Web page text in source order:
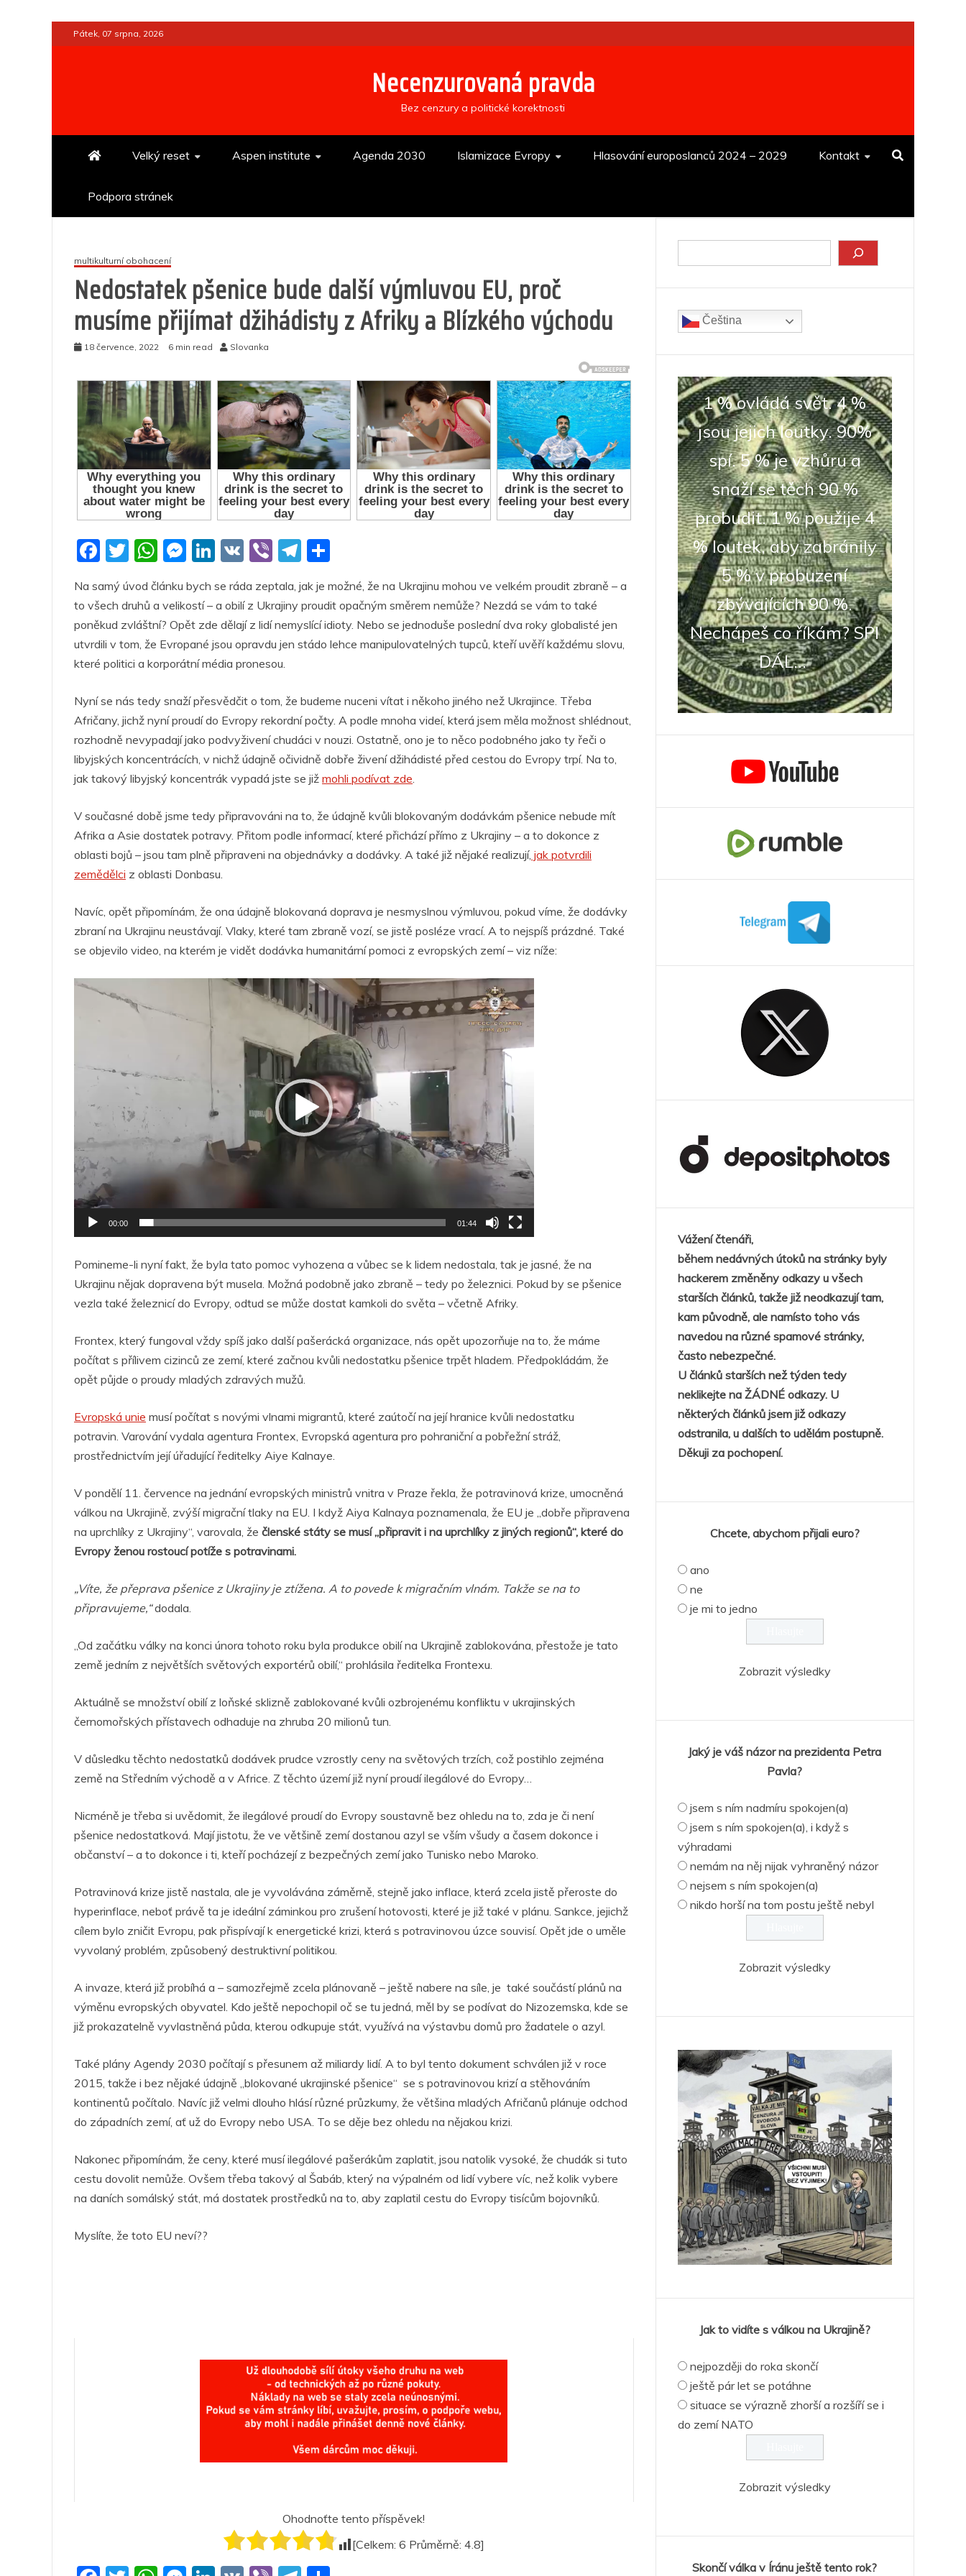
to
Pátek, 07 srpna, 2026
Necenzurovaná pravda
Bez cenzury a politické korektnosti
Velký reset Aspen institute Agenda 2030 Islamizace Evropy Hlasování europoslanců 2024 – 2029 Kontakt
Podpora stránek
multikulturní obohacení
Nedostatek pšenice bude další výmluvou EU, proč
musíme přijímat džihádisty z Afriky a Blízkého východu
18 července, 2022 6 min read Slovanka
F
c
e
b
o
k
T
itt
er
W
h
at
s
A
p
M
ss
e
n
g
er
Li
k
e
dI
n
V
Vi
er
T
e
gr
a
ar
e
Na samý úvod článku bych se ráda zeptala, jak je možné, že na Ukrajinu mohou ve velkém proudit zbraně – a
to všech druhů a velikostí – a obilí z Ukrajiny proudit opačným směrem nemůže? Nezdá se vám to také
poněkud zvláštní? Opět zde dělají z lidí nemyslící idioty. Nebo se jednoduše poslední dva roky globalisté jen
utvrdili v tom, že Evropané jsou opravdu jen stádo lehce manipulovatelných tupců, kteří uvěří každému slovu,
které politici a korporátní média pronesou.
Nyní se nás tedy snaží přesvědčit o tom, že budeme nuceni vítat i někoho jiného než Ukrajince. Třeba
Afričany, jichž nyní proudí do Evropy rekordní počty. A podle mnoha videí, která jsem měla možnost shlédnout,
rozhodně nevypadají jako podvyživení chudáci v nouzi. Ostatně, ono je to něco podobného jako ty řeči o
libyjských koncentrácích, v nichž údajně očividně dobře živení džihádisté před cestou do Evropy trpí. Na to,
jak takový libyjský koncentrák vypadá jste se již mohli podívat zde.
V současné době jsme tedy připravováni na to, že údajně kvůli blokovaným dodávkám pšenice nebude mít
Afrika a Asie dostatek potravy. Přitom podle informací, které přichází přímo z Ukrajiny – a to dokonce z
oblasti bojů – jsou tam plně připraveni na objednávky a dodávky. A také již nějaké realizují, jak potvrdili
zemědělci z oblasti Donbasu.
Navíc, opět připomínám, že ona údajně blokovaná doprava je nesmyslnou výmluvou, pokud víme, že dodávky
zbraní na Ukrajinu neustávají. Vlaky, které tam zbraně vozí, se jistě posléze vrací. A to nejspíš prázdné. Také
se objevilo video, na kterém je vidět dodávka humanitární pomoci z evropských zemí – viz níže:
Video
přehrávač
00:00 01:44
Pomineme-li nyní fakt, že byla tato pomoc vyhozena a vůbec se k lidem nedostala, tak je jasné, že na
Ukrajinu nějak dopravena být musela. Možná podobně jako zbraně – tedy po železnici. Pokud by se pšenice
vezla také železnicí do Evropy, odtud se může dostat kamkoli do světa – včetně Afriky.
Frontex, který fungoval vždy spíš jako další pašerácká organizace, nás opět upozorňuje na to, že máme
počítat s přílivem cizinců ze zemí, které začnou kvůli nedostatku pšenice trpět hladem. Předpokládám, že
opět půjde o proudy mladých zdravých mužů.
Evropská unie musí počítat s novými vlnami migrantů, které zaútočí na její hranice kvůli nedostatku
potravin. Varování vydala agentura Frontex, Evropská agentura pro pohraniční a pobřežní stráž,
prostřednictvím její úřadující ředitelky Aiye Kalnaye.
V pondělí 11. července na jednání evropských ministrů vnitra v Praze řekla, že potravinová krize, umocněná
válkou na Ukrajině, zvýší migrační tlaky na EU. I když Aiya Kalnaya poznamenala, že EU je „dobře připravena
na uprchlíky z Ukrajiny“, varovala, že členské státy se musí „připravit i na uprchlíky z jiných regionů“, které do
Evropy ženou rostoucí potíže s potravinami.
„Víte, že přeprava pšenice z Ukrajiny je ztížena. A to povede k migračním vlnám. Takže se na to
připravujeme,“dodala.
„Od začátku války na konci února tohoto roku byla produkce obilí na Ukrajině zablokována, přestože je tato
země jedním z největších světových exportérů obilí,“ prohlásila ředitelka Frontexu.
Aktuálně se množství obilí z loňské sklizně zablokované kvůli ozbrojenému konfliktu v ukrajinských
černomořských přístavech odhaduje na zhruba 20 milionů tun.
V důsledku těchto nedostatků dodávek prudce vzrostly ceny na světových trzích, což postihlo zejména
země na Středním východě a v Africe. Z těchto území již nyní proudí ilegálové do Evropy…
Nicméně je třeba si uvědomit, že ilegálové proudí do Evropy soustavně bez ohledu na to, zda je či není
pšenice nedostatková. Mají jistotu, že ve většině zemí dostanou azyl se vším všudy a časem dokonce i
občanství – a to dokonce i ti, kteří pocházejí z bezpečných zemí jako Tunisko nebo Maroko.
Potravinová krize jistě nastala, ale je vyvolávána záměrně, stejně jako inflace, která zcela jistě přeroste do
hyperinflace, neboť právě ta je ideální záminkou pro zrušení hotovosti, které je již také v plánu. Sankce, jejichž
cílem bylo zničit Evropu, pak přispívají k energetické krizi, která s potravinovou úzce souvisí. Opět jde o uměle
vyvolaný problém, způsobený destruktivní politikou.
A invaze, která již probíhá a – samozřejmě zcela plánovaně – ještě nabere na síle, je také součástí plánů na
výměnu evropských obyvatel. Kdo ještě nepochopil oč se tu jedná, měl by se podívat do Nizozemska, kde se
již prokazatelně vyvlastněná půda, kterou odkupuje stát, využívá na výstavbu domů pro žadatele o azyl.
Také plány Agendy 2030 počítají s přesunem až miliardy lidí. A to byl tento dokument schválen již v roce
2015, takže i bez nějaké údajně „blokované ukrajinské pšenice“ se s potravinovou krizí a stěhováním
kontinentů počítalo. Navíc již velmi dlouho hlásí různé průzkumy, že většina mladých Afričanů plánuje odchod
do západních zemí, ať už do Evropy nebo USA. To se děje bez ohledu na nějakou krizi.
Nakonec připomínám, že ceny, které musí ilegálové pašerákům zaplatit, jsou natolik vysoké, že chudák si tuto
cestu dovolit nemůže. Ovšem třeba takový al Šabáb, který na výpalném od lidí vybere víc, než kolik vybere
na daních somálský stát, má dostatek prostředků na to, aby zaplatil cestu do Evropy tisícům bojovníků.
Myslíte, že toto EU neví??
Ohodnoťte tento příspěvek!
[Celkem:6 Průměrně:4.8]
Čeština‎
1 % ovládá svět. 4 %
jsou jejich loutky. 90%
spí. 5 % je vzhůru a
snaží se těch 90 %
probudit. 1 % použije 4
% loutek, aby zabránily
5 % v probuzení
zbývajících 90 %.
Nechápeš co říkám? SPI
DÁL...
Vážení čtenáři,
během nedávných útoků na stránky byly
hackerem změněny odkazy u všech
starších článků, takže již neodkazují tam,
kam původně, ale namísto toho vás
navedou na různé spamové stránky,
často nebezpečné.
U článků starších než týden tedy
neklikejte na ŽÁDNÉ odkazy. U
některých článků jsem již odkazy
odstranila, u dalších to udělám postupně.
Děkuji za pochopení.
Chcete, abychom přijali euro?
ano
ne
je mi to jedno
Zobrazit výsledky
Jaký je váš názor na prezidenta Petra
Pavla?
jsem s ním nadmíru spokojen(a)
jsem s ním spokojen(a), i když s
výhradami
nemám na něj nijak vyhraněný názor
nejsem s ním spokojen(a)
nikdo horší na tom postu ještě nebyl
Zobrazit výsledky
Jak to vidíte s válkou na Ukrajině?
nejpozději do roka skončí
ještě pár let se potáhne
situace se výrazně zhorší a rozšíří se i
do zemí NATO
Zobrazit výsledky
Skončí válka v Íránu ještě tento rok?